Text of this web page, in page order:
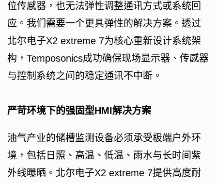
位传感器，也无法弹性调整通讯方式或系统回
应。我们需要一个更具弹性的解决方案。透过
北尔电子X2 extreme 7为核心重新设计系统架
构，Temposonics成功确保现场显示器、传感器
与控制系统之间的稳定通讯不中断。
严苛环境下的强固型HMI解决方案
油气产业的储槽监测设备必须承受极端户外环
境，包括日照、高温、低温、雨水与长时间紫
外线曝晒。北尔电子X2 extreme 7提供高度耐